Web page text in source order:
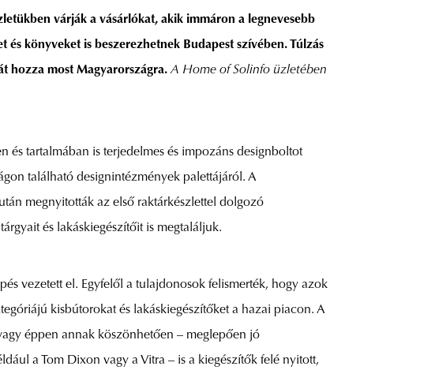
várják a vásárlókat, akik immáron a legnevesebb
könyveket is beszerezhetnek Budapest szívében. Túlzás
hozza most Magyarországra.A Home of Solinfo üzletében
és tartalmában is terjedelmes és impozáns designboltot
található designintézmények palettájáról. A
megnyitották az első raktárkészlettel dolgozó
és lakáskiegészítőit is megtaláljuk.
vezetett el. Egyfelől a tulajdonosok felismerték, hogy azok
kisbútorokat és lakáskiegészítőket a hazai piacon. A
éppen annak köszönhetően – meglepően jó
a Tom Dixon vagy a Vitra – is a kiegészítők felé nyitott,